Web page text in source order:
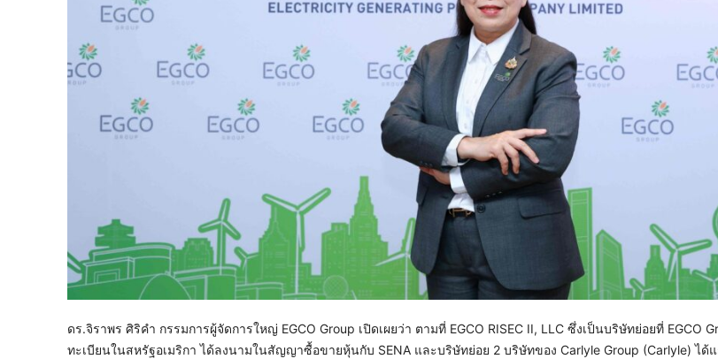
ดร.จิราพร ศิริคำ กรรมการผู้จัดการใหญ่ EGCO Group เปิดเผยว่า ตามที่ EGCO RISEC II, LLC ซึ่งเป็นบริษัทย่อยที่ EGCO
ทะเบียนในสหรัฐอเมริกา ได้ลงนามในสัญญาซื้อขายหุ้นกับ SENA และบริษัทย่อย 2 บริษัทของ Carlyle Group (Carlyle) ได้แ